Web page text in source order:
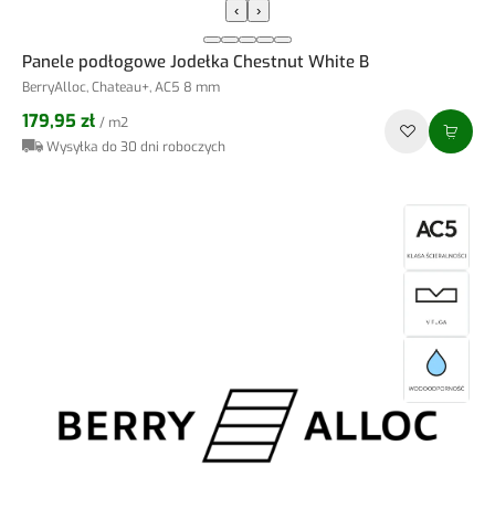
‹ ›
Panele podłogowe Jodełka Chestnut White B
BerryAlloc, Chateau+, AC5 8 mm
179,95 zł / m2
Wysyłka do 30 dni roboczych